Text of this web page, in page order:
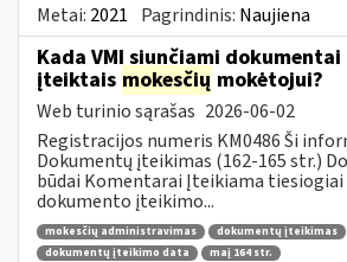
Metai: 2021 Pagrindinis: Naujiena
Kada VMI siunčiami
įteiktais mokesčių mokėtojui?
Web turinio sąrašas 2026-06-02
Registracijos numeris KM0486 Ši
Dokumentų įteikimas (162-165 str.)
būdai Komentarai Įteikiama
dokumento įteikimo...
mokesčių administravimas dokumentų įteikimas
dokumentų įteikimo data
maį 164 str.